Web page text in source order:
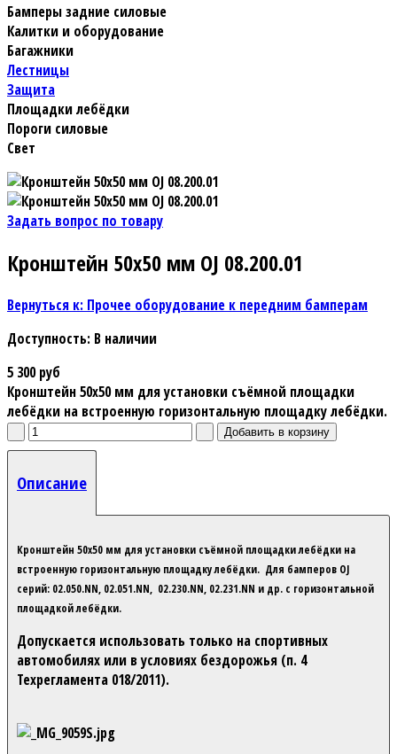
Бамперы задние силовые
Калитки и оборудование
Багажники
Лестницы
Защита
Площадки лебёдки
Пороги силовые
Свет
Задать вопрос по товару
Кронштейн 50х50 мм OJ 08.200.01
Вернуться к: Прочее оборудование к передним бамперам
Доступность: В наличии
5 300 руб
Кронштейн 50х50 мм для установки съёмной площадки
лебёдки на встроенную горизонтальную площадку лебёдки.
Описание
Кронштейн 50х50 мм для установки съёмной площадки лебёдки на
встроенную горизонтальную площадку лебёдки. Для бамперов OJ
серий: 02.050.NN, 02.051.NN, 02.230.NN, 02.231.NN и др. с горизонтальной
площадкой лебёдки.
Допускается использовать только на спортивных
автомобилях или в условиях бездорожья (п. 4
Техрегламента 018/2011).